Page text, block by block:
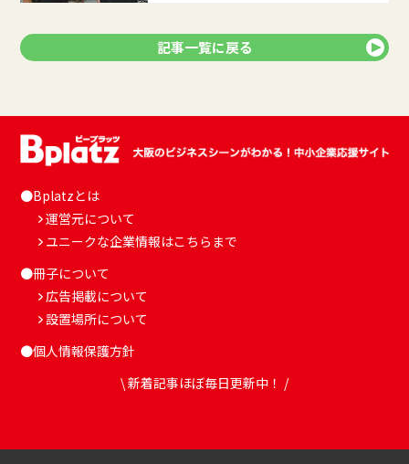
記事一覧に戻る
●Bplatzとは
運営元について
ユニークな企業情報はこちらまで
●冊子について
広告掲載について
設置場所について
●個人情報保護方針
\ 新着記事ほぼ毎日更新中！ /